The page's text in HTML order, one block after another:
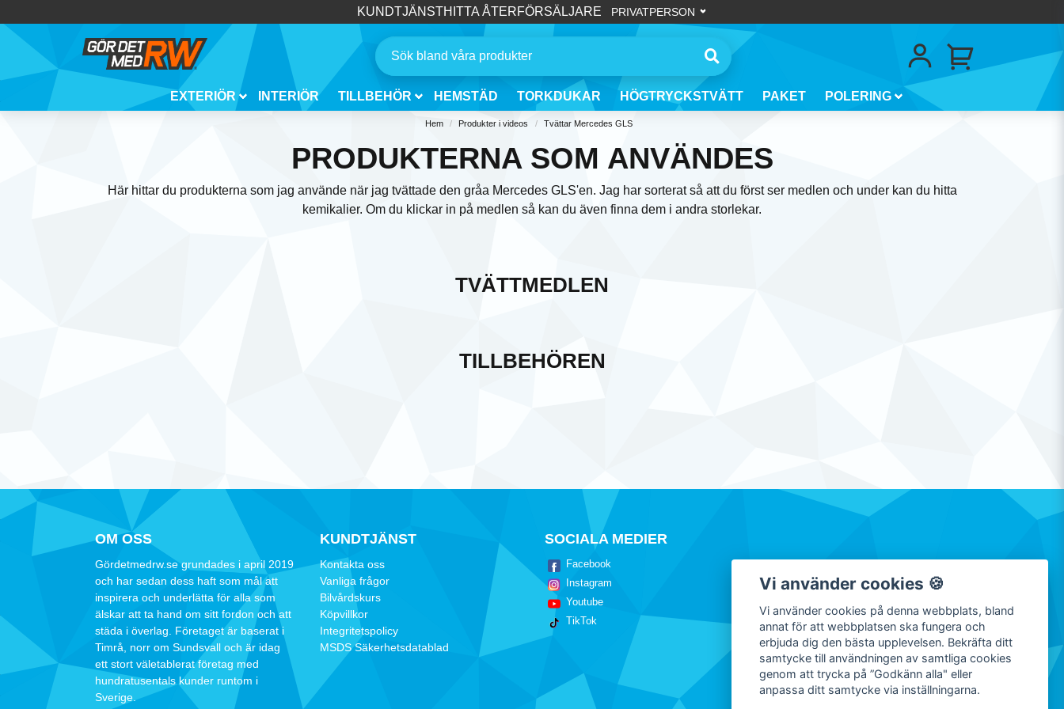
KUNDTJÄNSTHITTA ÅTERFÖRSÄLJARE
EXTERIÖR INTERIÖR TILLBEHÖR HEMSTÄD TORKDUKAR HÖGTRYCKSTVÄTT PAKET POLERING
Hem Produkter i videos Tvättar Mercedes GLS
PRODUKTERNA SOM ANVÄNDES
Här hittar du produkterna som jag använde när jag tvättade den gråa Mercedes GLS'en. Jag har sorterat så att du först ser medlen och under kan du hitta
kemikalier. Om du klickar in på medlen så kan du även finna dem i andra storlekar.
TVÄTTMEDLEN
TILLBEHÖREN
OM OSS
Gördetmedrw.se grundades i april 2019
och har sedan dess haft som mål att
inspirera och underlätta för alla som
älskar att ta hand om sitt fordon och att
städa i överlag. Företaget är baserat i
Timrå, norr om Sundsvall och är idag
ett stort väletablerat företag med
hundratusentals kunder runtom i
Sverige.
KUNDTJÄNST
Kontakta oss
Vanliga frågor
Bilvårdskurs
Köpvillkor
Integritetspolicy
MSDS Säkerhetsdatablad
SOCIALA MEDIER
Facebook
Instagram
Youtube
TikTok
Vi använder cookies 🍪
Vi använder cookies på denna webbplats, bland
annat för att webbplatsen ska fungera och
erbjuda dig den bästa upplevelsen. Bekräfta ditt
samtycke till användningen av samtliga cookies
genom att trycka på ”Godkänn alla" eller
anpassa ditt samtycke via inställningarna.